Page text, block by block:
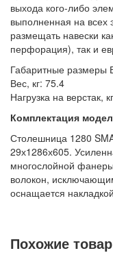
Сейфы
Рабочие стулья
Тележки ручные
Колеса и
Аксессуары для
Грузоподъемное
Нестандартные
Платформы
выхода кого-либо
выполненная на всех
размещать навески
перфорация), так и
Габаритные
Вес, кг: 75.4
Нагрузка на верстак,
Комплектация
Столешница 1280
29х1286х605.
многослойной
волокон,
оснащается
Тумбы
имеют возможность
Похожие